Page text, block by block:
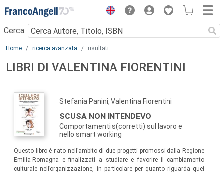
Menu
Cerca:
Main content
Home ricerca avanzata risultati
LIBRI DI VALENTINA FIORENTINI
Stefania Panini, Valentina Fiorentini
SCUSA NON INTENDEVO
Comportamenti s(corretti) sul lavoro e
nello smart working
Questo libro è nato nell’ambito di due progetti promossi dalla Regione
Emilia-Romagna e finalizzati a studiare e favorire il cambiamento
culturale nell’organizzazione, in particolare per quanto riguarda quei